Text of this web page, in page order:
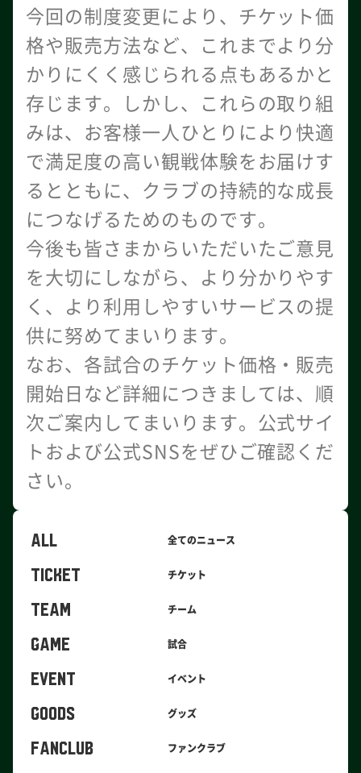
今回の制度変更により、チケット価
格や販売方法など、これまでより分
かりにくく感じられる点もあるかと
存じます。しかし、これらの取り組
みは、お客様一人ひとりにより快適
で満足度の高い観戦体験をお届けす
るとともに、クラブの持続的な成長
につなげるためのものです。
今後も皆さまからいただいたご意見
を大切にしながら、より分かりやす
く、より利用しやすいサービスの提
供に努めてまいります。
なお、各試合のチケット価格・販売
開始日など詳細につきましては、順
次ご案内してまいります。公式サイ
トおよび公式SNSをぜひご確認くだ
さい。
ALL 全てのニュース
TICKET チケット
TEAM チーム
GAME 試合
EVENT イベント
GOODS グッズ
FANCLUB ファンクラブ